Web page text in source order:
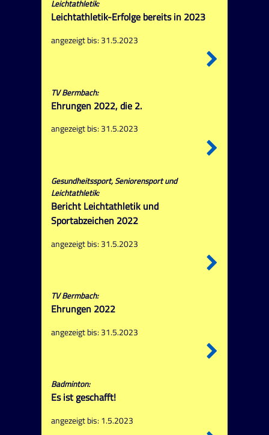
Leichtathletik:
Leichtathletik-Erfolge bereits in 2023
angezeigt bis: 31.5.2023
TV Bermbach:
Ehrungen 2022, die 2.
angezeigt bis: 31.5.2023
Gesundheitssport, Seniorensport und
Leichtathletik:
Bericht Leichtathletik und
Sportabzeichen 2022
angezeigt bis: 31.5.2023
TV Bermbach:
Ehrungen 2022
angezeigt bis: 31.5.2023
Badminton:
Es ist geschafft!
angezeigt bis: 1.5.2023